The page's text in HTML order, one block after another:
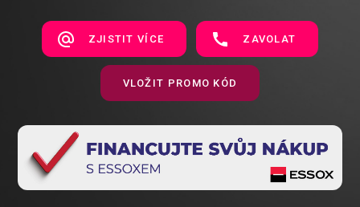
ZJISTIT VÍCE ZAVOLAT
VLOŽIT PROMO KÓD